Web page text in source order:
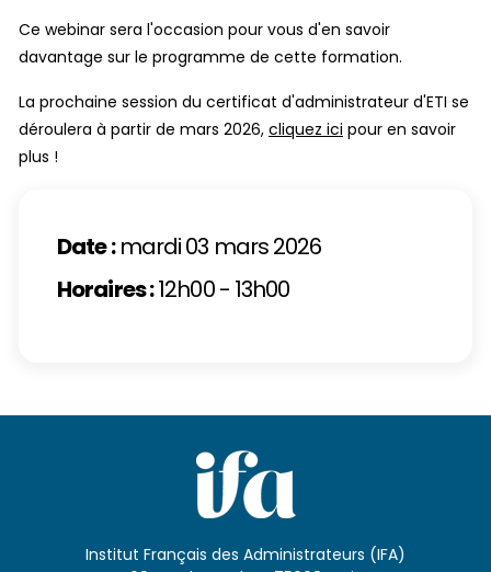
Ce webinar sera l'occasion pour vous d'en savoir
davantage sur le programme de cette formation.
La prochaine session du certificat d'administrateur d'ETI se
déroulera à partir de mars 2026,cliquez icipour en savoir
plus !
Date :mardi 03 mars 2026
Horaires :12h00 - 13h00
Institut Français des Administrateurs (IFA)